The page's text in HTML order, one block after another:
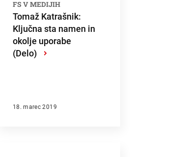
FS V MEDIJIH
Tomaž Katrašnik:
Ključna sta namen in
okolje uporabe
(Delo)
›
18. marec 2019